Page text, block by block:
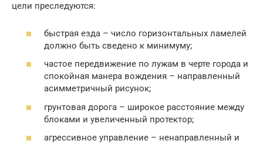
цели преследуются:
быстрая езда – число горизонтальных ламелей
должно быть сведено к минимуму;
частое передвижение по лужам в черте города и
спокойная манера вождения – направленный
асимметричный рисунок;
грунтовая дорога – широкое расстояние между
блоками и увеличенный протектор;
агрессивное управление – ненаправленный и